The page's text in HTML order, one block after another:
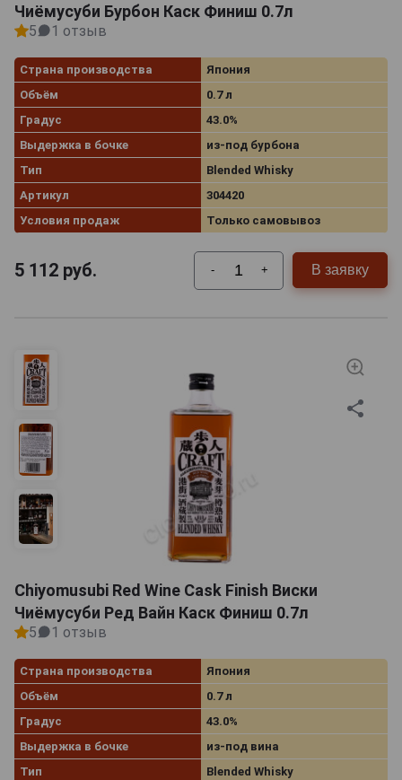
Чиёмусуби Бурбон Каск Финиш 0.7л
5 1 отзыв
Страна производства
Япония
Объём
0.7 л
Градус
43.0%
Выдержка в бочке
из-под бурбона
Тип
Blended Whisky
Артикул
304420
Условия продаж
Только самовывоз
5 112 руб. - + В заявку
Chiyomusubi Red Wine Cask Finish Виски
Чиёмусуби Ред Вайн Каск Финиш 0.7л
5 1 отзыв
Страна производства
Япония
Объём
0.7 л
Градус
43.0%
Выдержка в бочке
из-под вина
Тип
Blended Whisky